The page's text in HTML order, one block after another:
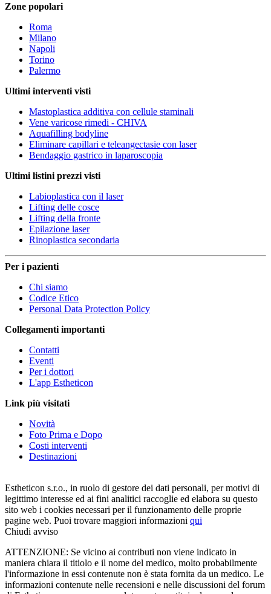
Zone popolari
Roma
Milano
Napoli
Torino
Palermo
Ultimi interventi visti
Mastoplastica additiva con cellule staminali
Vene varicose rimedi - CHIVA
Aquafilling bodyline
Eliminare capillari e teleangectasie con laser
Bendaggio gastrico in laparoscopia
Ultimi listini prezzi visti
Labioplastica con il laser
Lifting delle cosce
Lifting della fronte
Epilazione laser
Rinoplastica secondaria
Per i pazienti
Chi siamo
Codice Etico
Personal Data Protection Policy
Collegamenti importanti
Contatti
Eventi
Per i dottori
L'app Estheticon
Link più visitati
Novità
Foto Prima e Dopo
Costi interventi
Destinazioni
Estheticon s.r.o., in ruolo di gestore dei dati personali, per motivi di
legittimo interesse ed ai fini analitici raccoglie ed elabora su questo
sito web i cookies necessari per il funzionamento delle proprie
pagine web. Puoi trovare maggiori informazioni qui
Chiudi avviso
ATTENZIONE: Se vicino ai contributi non viene indicato in
maniera chiara il titiolo e il nome del medico, molto probabilmente
l'informazione in essi contenute non è stata fornita da un medico. Le
informazioni contenute nelle recensioni e nelle discussioni del forum